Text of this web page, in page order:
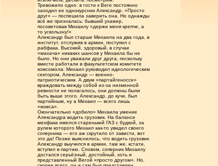
Тревожило одно: в гости к Веге постоянно
заходил ее однокурсник Александр. «Просто
друг» — поспешила заверить она. Но однажды
всё же призналась: бывший ухажер,
посоветовав Михаилу «держи меня крепче, а
то ускользну!»
Александр был старше Михаила на два года, в
институт, отслужив в армии, поступил с
рабфака. Высокий, здоровый, в случае
«махача» никаких шансов у Михаила бы не
было. Но они уважали друг друга, поскольку
вместе работали в факультетском комитете
комсомола: Михаил руководил идеологическим
сектором, Александр — военно-
патриотическим. А двум «партайгеноссе»
враждовать между собой из-за низменной
ревности не полагалось, они должны были
быть выше этого. Александр, до кучи, был
партийным, ну а Михаил — всего лишь
«комса».
Окончательно «добило» Михаила умение
Александра водить грузовик. На балансе
мехфака имелся старенький ГАЗ с будкой, за
рулем которого Михаил как-то увидел своего
соперника — его аж скрутило от зависти, вот
это да! Позже выяснилось, что водить грузовик
Александр выучился в армии, там же, кстати,
вступил в партию. Словом, соперник Михаилу
достался серьёзный, достойный, хоть и
представленный Вегой «просто другом». Но,